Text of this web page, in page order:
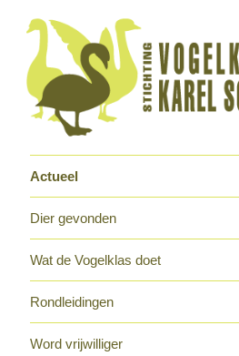
Actueel
Dier gevonden
Wat de Vogelklas doet
Rondleidingen
Word vrijwilliger